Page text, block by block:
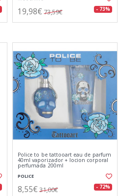
19,98€ 73,59€ - 73%
Police to be tattooart eau de parfum
40ml vaporizador + locion corporal
perfumada 200ml
POLICE
8,55€ 31,00€ - 72%